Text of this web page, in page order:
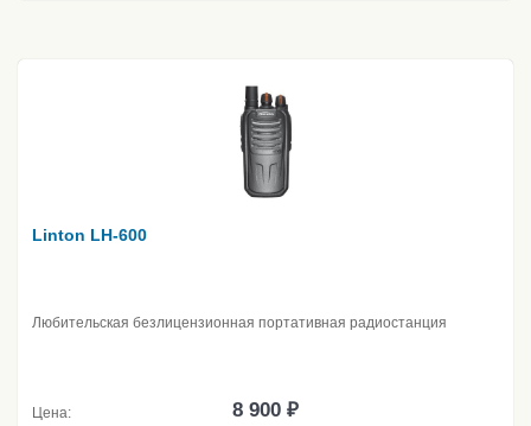
Linton LH-600
Любительская безлицензионная портативная радиостанция
Цена: 8 900 ₽